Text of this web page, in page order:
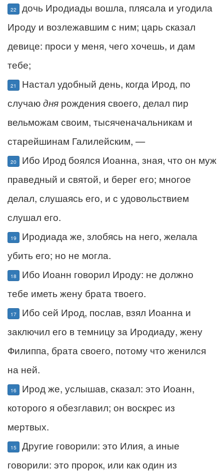
22
дочь Иродиады вошла, плясала и угодила
Ироду и возлежавшим с ним; царь сказал
девице: проси у меня, чего хочешь, и дам
тебе;
21
Настал удобный день, когда Ирод, по
случаюдня рождения своего, делал пир
вельможам своим, тысяченачальникам и
старейшинам Галилейским, —
20
Ибо Ирод боялся Иоанна, зная, что он муж
праведный и святой, и берег его; многое
делал, слушаясь его, и с удовольствием
слушал его.
19
Иродиада же, злобясь на него, желала
убить его; но не могла.
18
Ибо Иоанн говорил Ироду: не должно
тебе иметь жену брата твоего.
17
Ибо сей Ирод, послав, взял Иоанна и
заключил его в темницу за Иродиаду, жену
Филиппа, брата своего, потому что женился
на ней.
16
Ирод же, услышав, сказал: это Иоанн,
которого я обезглавил; он воскрес из
мертвых.
15
Другие говорили: это Илия, а иные
говорили: это пророк, или как один из